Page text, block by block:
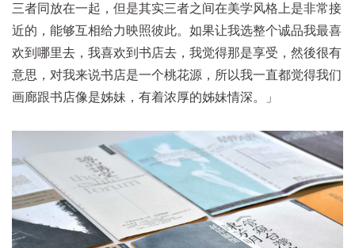
三者同放在一起，但是其实三者之间在美学风格上是非常接
近的，能够互相给力映照彼此。如果让我选整个诚品我最喜
欢到哪里去，我喜欢到书店去，我觉得那是享受，然後很有
意思，对我来说书店是一个桃花源，所以我一直都觉得我们
画廊跟书店像是姊妹，有着浓厚的姊妹情深。」